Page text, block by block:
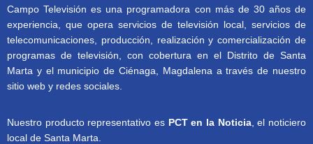
Campo Televisión es una programadora con más de 30 años de
experiencia, que opera servicios de televisión local, servicios de
telecomunicaciones, producción, realización y comercialización de
programas de televisión, con cobertura en el Distrito de Santa
Marta y el municipio de Ciénaga, Magdalena a través de nuestro
sitio web y redes sociales.
Nuestro producto representativo es PCT en la Noticia, el noticiero
local de Santa Marta.